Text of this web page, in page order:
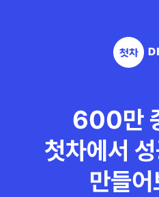
600만
첫차에서
만들